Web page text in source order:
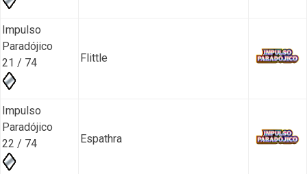
Impulso
Paradójico
21 / 74
Flittle
Impulso
Paradójico
22 / 74
Espathra